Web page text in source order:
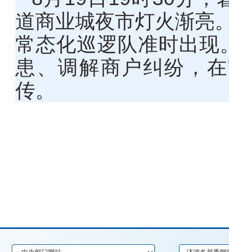
道商业城夜市灯火渐亮
常态化巡逻队准时出
患、调解商户纠纷，
传。